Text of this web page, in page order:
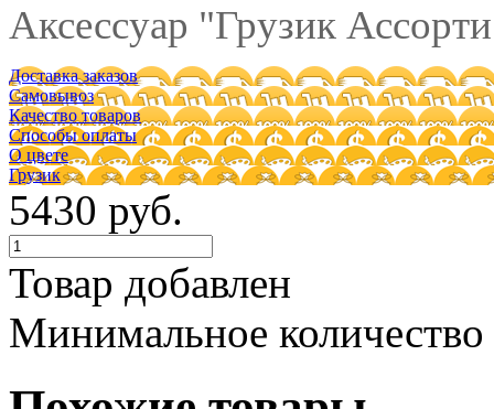
Аксессуар "Грузик
Доставка заказов
Самовывоз
Качество товаров
Способы оплаты
О цвете
Грузик
5430 руб.
Товар добавлен
Минимальное